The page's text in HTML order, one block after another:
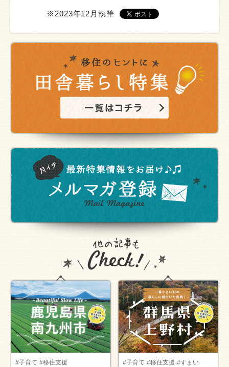
※2023年12月執筆
#子育て #移住支援
#子育て #移住支援 #すまい